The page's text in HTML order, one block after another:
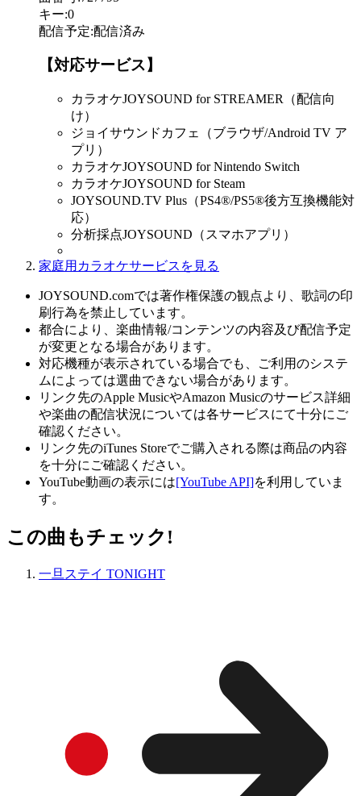
キー:0
配信予定:配信済み
【対応サービス】
カラオケJOYSOUND for STREAMER（配信向
け）
ジョイサウンドカフェ（ブラウザ/Android TV ア
プリ）
カラオケJOYSOUND for Nintendo Switch
カラオケJOYSOUND for Steam
JOYSOUND.TV Plus（PS4®/PS5®後方互換機能対
応）
分析採点JOYSOUND（スマホアプリ）
家庭用カラオケサービスを見る
JOYSOUND.comでは著作権保護の観点より、歌詞の印
刷行為を禁止しています。
都合により、楽曲情報/コンテンツの内容及び配信予定
が変更となる場合があります。
対応機種が表示されている場合でも、ご利用のシステ
ムによっては選曲できない場合があります。
リンク先のApple MusicやAmazon Musicのサービス詳細
や楽曲の配信状況については各サービスにて十分にご
確認ください。
リンク先のiTunes Storeでご購入される際は商品の内容
を十分にご確認ください。
YouTube動画の表示には[YouTube API]を利用していま
す。
この曲もチェック!
一旦ステイ TONIGHT